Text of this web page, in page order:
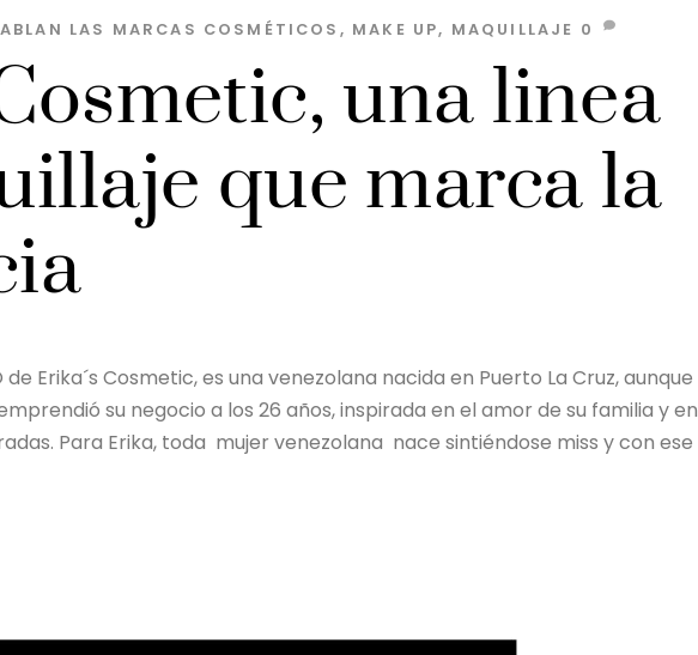
una linea
que marca la
LAS MARCAS COSMÉTICOS , MAKE UP, MAQUILLAJE 0
de Erika´s Cosmetic, es una venezolana nacida en Puerto La Cruz, aunque
su negocio a los 26 años, inspirada en el amor de su familia y en
Para Erika, toda mujer venezolana nace sintiéndose miss y con ese